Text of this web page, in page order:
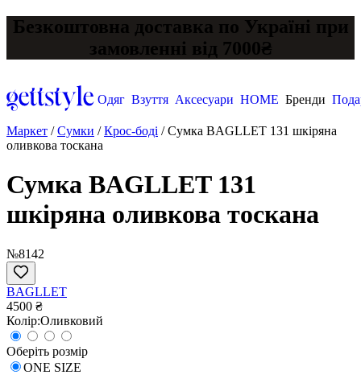
Безкоштовна доставка по Україні при
замовленні від 7000₴
Одяг Взуття Аксесуари HOME Бренди
Маркет /Сумки /Крос-боді /Сумка BAGLLET 131 шкіряна
оливкова тоскана
Сумка BAGLLET 131
шкіряна оливкова тоскана
№8142
BAGLLET
4500 ₴
Колір:Оливковий
Оберіть розмір
ONE SIZE